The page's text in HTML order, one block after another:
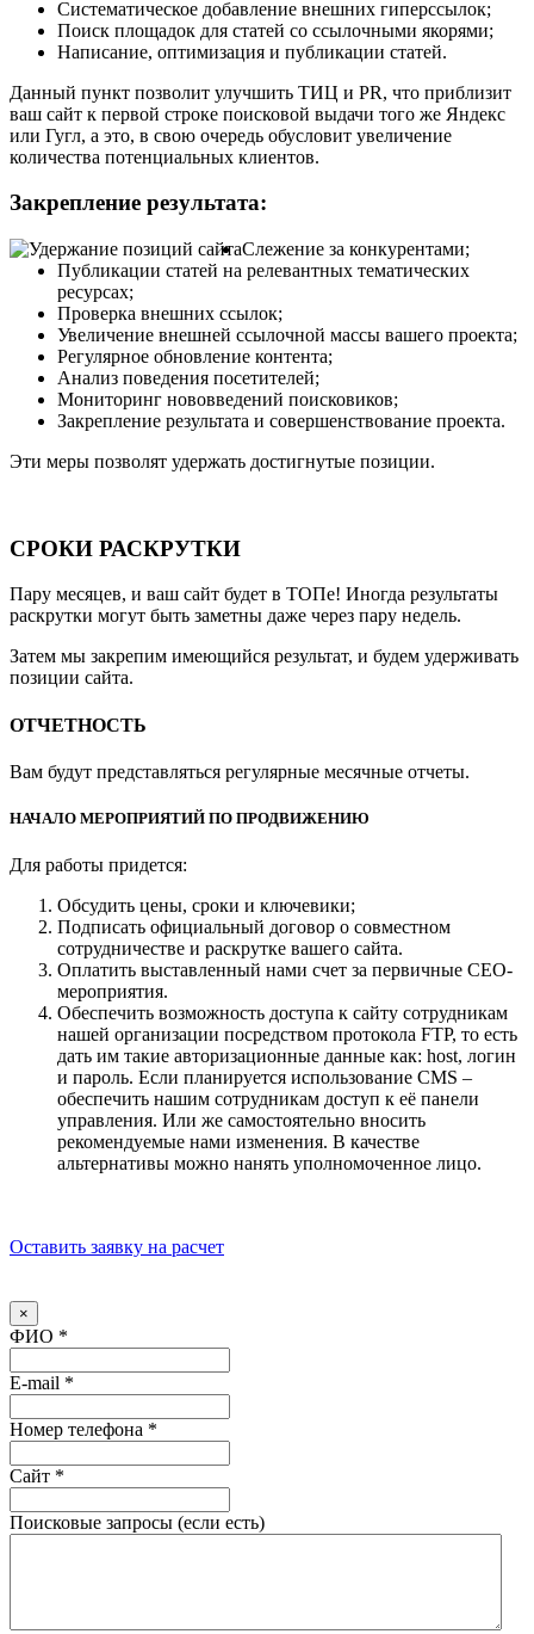
Систематическое добавление внешних гиперссылок;
Поиск площадок для статей со ссылочными якорями;
Написание, оптимизация и публикации статей.
Данный пункт позволит улучшить ТИЦ и PR, что приблизит
ваш сайт к первой строке поисковой выдачи того же Яндекс
или Гугл, а это, в свою очередь обусловит увеличение
количества потенциальных клиентов.
Закрепление результата:
Слежение за конкурентами;
Публикации статей на релевантных тематических
ресурсах;
Проверка внешних ссылок;
Увеличение внешней ссылочной массы вашего проекта;
Регулярное обновление контента;
Анализ поведения посетителей;
Мониторинг нововведений поисковиков;
Закрепление результата и совершенствование проекта.
Эти меры позволят удержать достигнутые позиции.
СРОКИ РАСКРУТКИ
Пару месяцев, и ваш сайт будет в ТОПе! Иногда результаты
раскрутки могут быть заметны даже через пару недель.
Затем мы закрепим имеющийся результат, и будем удерживать
позиции сайта.
ОТЧЕТНОСТЬ
Вам будут представляться регулярные месячные отчеты.
НАЧАЛО МЕРОПРИЯТИЙ ПО ПРОДВИЖЕНИЮ
Для работы придется:
Обсудить цены, сроки и ключевики;
Подписать официальный договор о совместном
сотрудничестве и раскрутке вашего сайта.
Оплатить выставленный нами счет за первичные СЕО-
мероприятия.
Обеспечить возможность доступа к сайту сотрудникам
нашей организации посредством протокола FTP, то есть
дать им такие авторизационные данные как: host, логин
и пароль. Если планируется использование CMS –
обеспечить нашим сотрудникам доступ к её панели
управления. Или же самостоятельно вносить
рекомендуемые нами изменения. В качестве
альтернативы можно нанять уполномоченное лицо.
Оставить заявку на расчет
×
ФИО *
E-mail *
Номер телефона *
Сайт *
Поисковые запросы (если есть)